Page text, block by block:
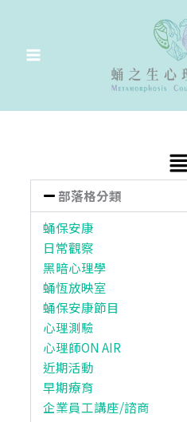
容
部落格分類
蛹保安康
日常觀察
黑暗心理學
蛹恆放映室
蛹保安康節目
心理測驗
心理師ON AIR
近期活動
早期療育
企業員工講座/諮商